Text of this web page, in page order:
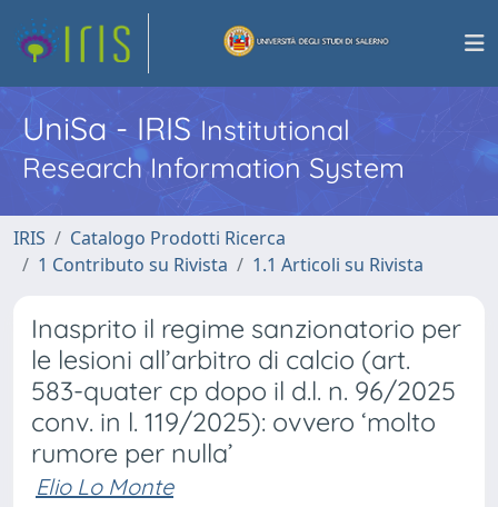
UniSa - IRISInstitutional
Research Information System
IRIS
Catalogo Prodotti Ricerca
1 Contributo su Rivista
1.1 Articoli su Rivista
Inasprito il regime sanzionatorio per
le lesioni all’arbitro di calcio (art.
583-quater cp dopo il d.l. n. 96/2025
conv. in l. 119/2025): ovvero ‘molto
rumore per nulla’
Elio Lo Monte